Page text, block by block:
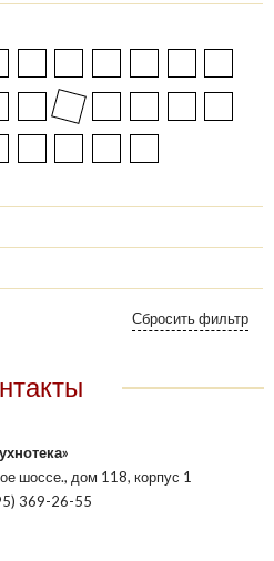
шоссе., дом 118, корпус 1
369-26-55